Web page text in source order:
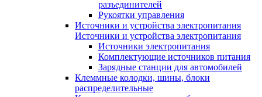
разъединителей
Рукоятки управления
Источники и устройства электропитания
Источники и устройства электропитания
Источники электропитания
Комплектующие источников питания
Зарядные станции для автомобилей
Клеммные колодки, шины, блоки
распределительные